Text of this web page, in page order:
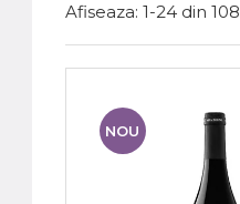
Afiseaza: 1-24din 108
NOU